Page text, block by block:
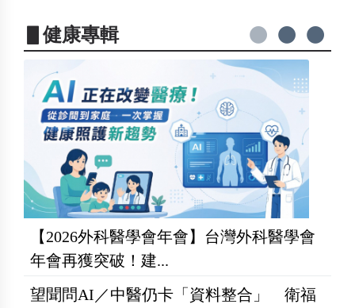
▋健康專輯
【2026外科醫學會年會】台灣外科醫學會
年會再獲突破！建...
望聞問AI／中醫仍卡「資料整合」 衛福